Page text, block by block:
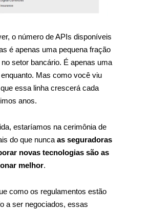
o número de APIs disponíveis
é apenas uma pequena fração
setor bancário. É apenas uma
Mas como você viu
essa linha crescerá cada
anos.
estaríamos na cerimônia de
do que nunca as seguradoras
novas tecnologias são as
melhor.
como os regulamentos estão
a ser negociados, essas